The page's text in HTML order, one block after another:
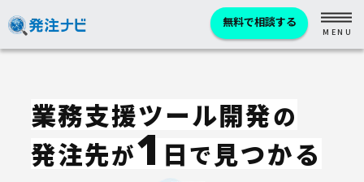
無料で相談する
業務支援ツール開発の
発注先が1 日で見つかる